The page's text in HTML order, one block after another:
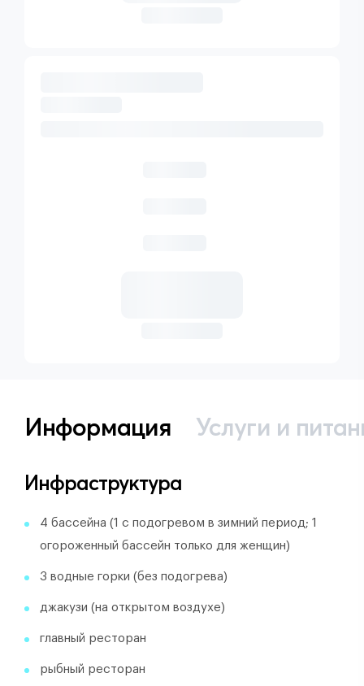
Информация Услуги и
Инфраструктура
4 бассейна (1 с подогревом в зимний период; 1
огороженный бассейн только для женщин)
3 водные горки (без подогрева)
джакузи (на открытом воздухе)
главный ресторан
рыбный ресторан